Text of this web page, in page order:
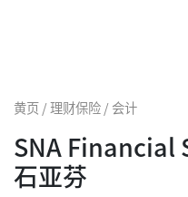
黄页 / 理财保险 / 会计
SNA Financial
石亚芬